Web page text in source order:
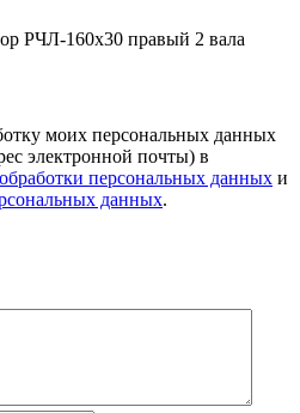
РЧЛ-160х30 правый 2 вала
моих персональных данных
электронной почты) в
персональных данных и
данных.